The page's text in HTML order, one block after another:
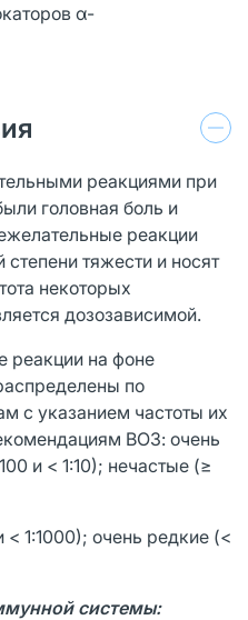
α-
реакциями при
головная боль и
реакции
тяжести и носят
некоторых
дозозависимой.
реакции на фоне
по
с указанием частоты их
ВОЗ: очень
и < 1:10); нечастые (≥
< 1:1000); очень редкие (<
системы: